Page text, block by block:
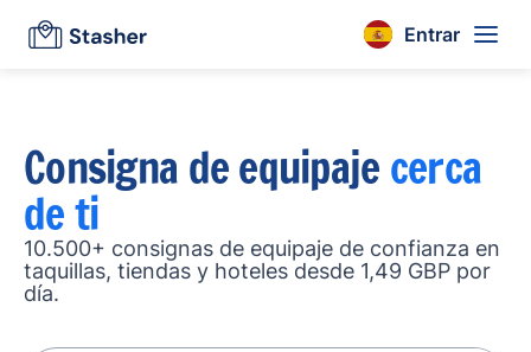
Entrar
Consigna de equipajecerca
de ti
10.500+ consignas de equipaje de confianza en
taquillas, tiendas y hoteles desde 1,49 GBP por
día.